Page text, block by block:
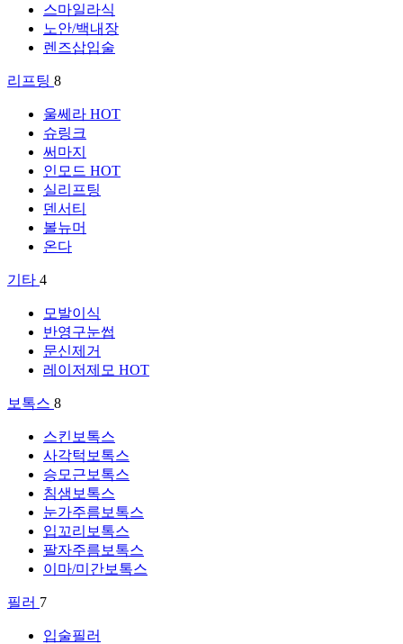
스마일라식
노안/백내장
렌즈삽입술
리프팅 8
울쎄라 HOT
슈링크
써마지
인모드 HOT
실리프팅
덴서티
볼뉴머
온다
기타 4
모발이식
반영구눈썹
문신제거
레이저제모 HOT
보톡스 8
스킨보톡스
사각턱보톡스
승모근보톡스
침샘보톡스
눈가주름보톡스
입꼬리보톡스
팔자주름보톡스
이마/미간보톡스
필러 7
입술필러